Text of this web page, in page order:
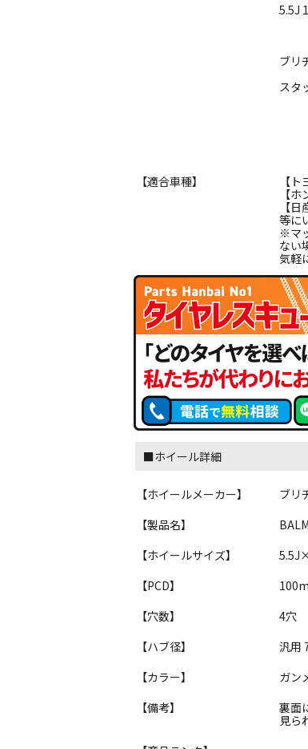
5.5J
ブリ
スタ
【適合車種】
【
【
【
等に
※マ
ない
気軽
■ホイール詳細
【ホイールメーカー】
ブリ
【製品名】
【ホイールサイズ】
【PCD】
【穴数】
4穴
【ハブ径】
汎用
【カラー】
ガン
【備考】
裏面
見ら